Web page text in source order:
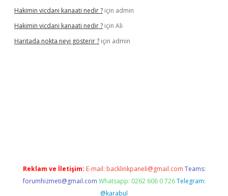
Hakimin vicdani kanaati nedir ? için admin
Hakimin vicdani kanaati nedir ? için Ali
Haritada nokta neyi gösterir ? için admin
Reklam ve İletişim: E-mail: backlinkpaneli@gmail.com Teams:
forumhizmeti@gmail.com Whatsapp: 0262 606 0 726 Telegram:
@karabul